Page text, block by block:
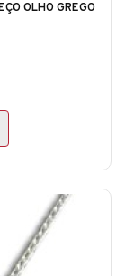
OLHO GREGO